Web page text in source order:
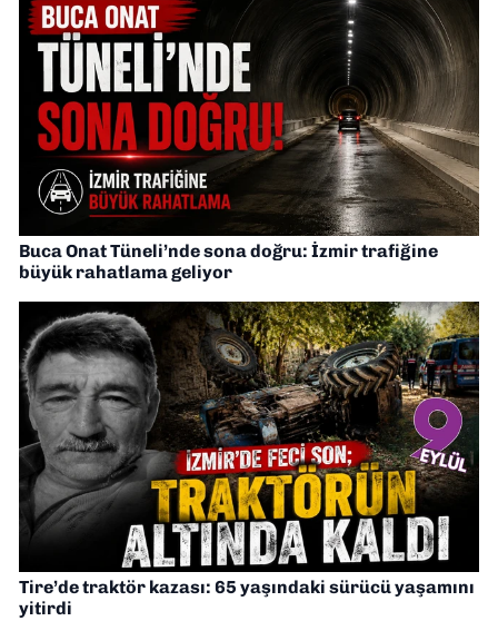
Buca Onat Tüneli’nde sona doğru: İzmir trafiğine
büyük rahatlama geliyor
Tire’de traktör kazası: 65 yaşındaki sürücü yaşamını
yitirdi